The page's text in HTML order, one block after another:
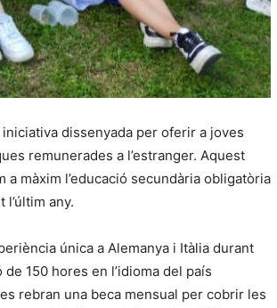
iniciativa dissenyada per oferir a joves
remunerades a l’estranger. Aquest
màxim l’educació secundària obligatòria
any.
única a Alemanya i Itàlia durant
150 hores en l’idioma del país
rebran una beca mensual per cobrir les